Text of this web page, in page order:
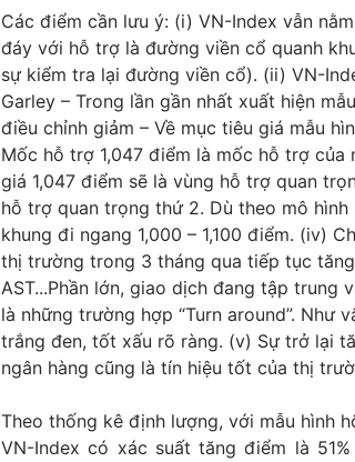
Các điểm cần lưu ý: (i) VN-Index vẫn
đáy với hỗ trợ là đường viền cổ quanh
sự kiểm tra lại đường viền cổ). (ii) VN-
Garley – Trong lần gần nhất xuất hiện
điều chỉnh giảm – Về mục tiêu giá mẫu
Mốc hỗ trợ 1,047 điểm là mốc hỗ trợ của
giá 1,047 điểm sẽ là vùng hỗ trợ quan
hỗ trợ quan trọng thứ 2. Dù theo mô
khung đi ngang 1,000 – 1,100 điểm. (iv)
thị trường trong 3 tháng qua tiếp tục
AST...Phần lớn, giao dịch đang tập trung
là những trường hợp “Turn around”. Như
trắng đen, tốt xấu rõ ràng. (v) Sự trở lại
ngân hàng cũng là tín hiệu tốt của thị
Theo thống kê định lượng, với mẫu hình
VN-Index có xác suất tăng điểm là